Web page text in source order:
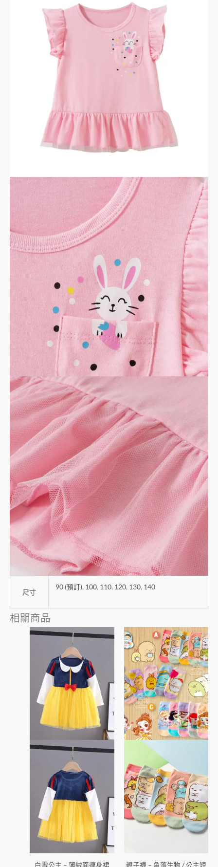
尺寸
90 (預訂), 100, 110, 120, 130, 140
相關商品
白雪公主 – 薄絨面連身裙
此
多
種
款
式。
可
在
產
選
擇
項
親子襪 – 角落生物 / 公主短
價
格
範
圍：
$45
到
$85
此
產
品
有
多
種
款
式。
可
在
頁
面
選
擇
選